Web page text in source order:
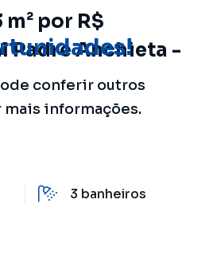
conferir outros
mais informações.
por R$
Anchieta -
3 banheiros